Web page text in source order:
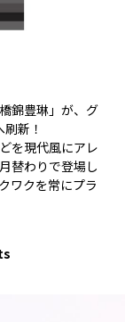
錦豊琳」が、グ
新！
を現代風にアレ
替わりで登場し
ワクを常にプラ